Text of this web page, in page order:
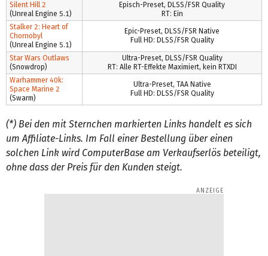
Silent Hill 2
(Unreal Engine 5.1)
Episch-Preset, DLSS/FSR Quality
RT: Ein
Stalker 2: Heart of
Chornobyl
(Unreal Engine 5.1)
Epic-Preset, DLSS/FSR Native
Full HD: DLSS/FSR Quality
Star Wars Outlaws
(Snowdrop)
Ultra-Preset, DLSS/FSR Quality
RT: Alle RT-Effekte Maximiert, kein RTXDI
Warhammer 40k:
Space Marine 2
(Swarm)
Ultra-Preset, TAA Native
Full HD: DLSS/FSR Quality
(*) Bei den mit Sternchen markierten Links handelt es sich
um Affiliate-Links. Im Fall einer Bestellung über einen
solchen Link wird ComputerBase am Verkaufserlös beteiligt,
ohne dass der Preis für den Kunden steigt.